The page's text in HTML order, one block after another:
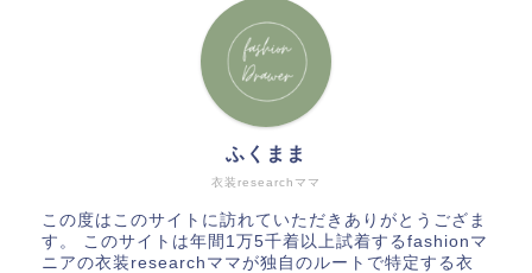
衣装researchママ
ふくまま
この度はこのサイトに訪れていただきありがとうござま
す。 このサイトは年間1万5千着以上試着するfashionマ
ニアの衣装researchママが独自のルートで特定する衣